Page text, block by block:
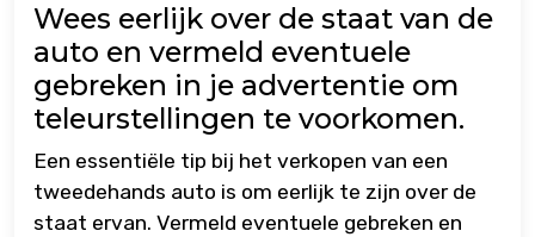
Wees eerlijk over de staat van de
auto en vermeld eventuele
gebreken in je advertentie om
teleurstellingen te voorkomen.
Een essentiële tip bij het verkopen van een
tweedehands auto is om eerlijk te zijn over de
staat ervan. Vermeld eventuele gebreken en